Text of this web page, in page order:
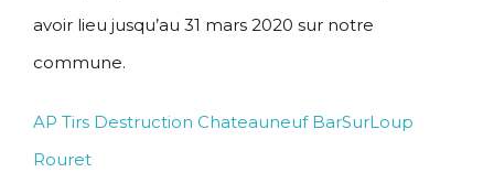
avoir lieu jusqu’au 31 mars 2020 sur notre
commune.
AP Tirs Destruction Chateauneuf BarSurLoup
Rouret